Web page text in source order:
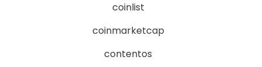
coinlist
coinmarketcap
contentos